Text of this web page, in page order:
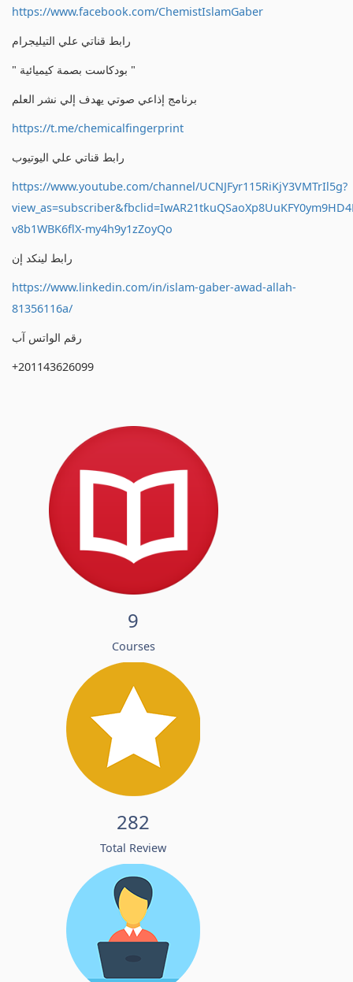
https://www.facebook.com/ChemistIslamGaber
رابط قناتي علي التيليجرام
" بودكاست بصمة كيميائية "
برنامج إذاعي صوتي يهدف إلي نشر العلم
https://t.me/chemicalfingerprint
رابط قناتي علي اليوتيوب
https://www.youtube.com/channel/UCNJFyr115RiKjY3VMTrIl5g?
v8b1WBK6flX-my4h9y1zZoyQo
رابط لينكد إن
https://www.linkedin.com/in/islam-gaber-awad-allah-
81356116a/
رقم الواتس آب
+201143626099
9
Courses
282
Total Review